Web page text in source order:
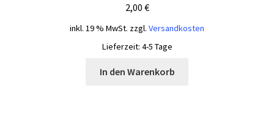
2,00 €
inkl. 19 % MwSt. zzgl. Versandkosten
Lieferzeit: 4-5 Tage
In den Warenkorb